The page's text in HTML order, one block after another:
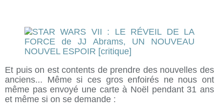
Et puis on est contents de prendre des nouvelles des
anciens... Même si ces gros enfoirés ne nous ont
même pas envoyé une carte à Noël pendant 31 ans
et même si on se demande :